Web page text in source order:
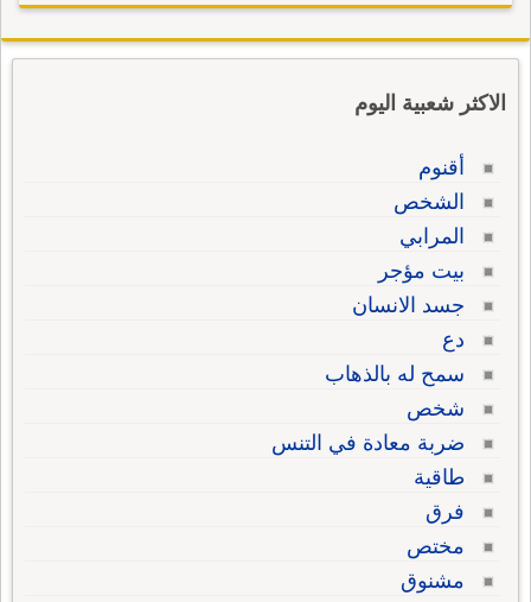
الاكثر شعبية اليوم
أقنوم
الشخص
المرابي
بيت مؤجر
جسد الانسان
دع
سمح له بالذهاب
شخص
ضربة معادة في التنس
طاقية
فرق
مختص
مشنوق